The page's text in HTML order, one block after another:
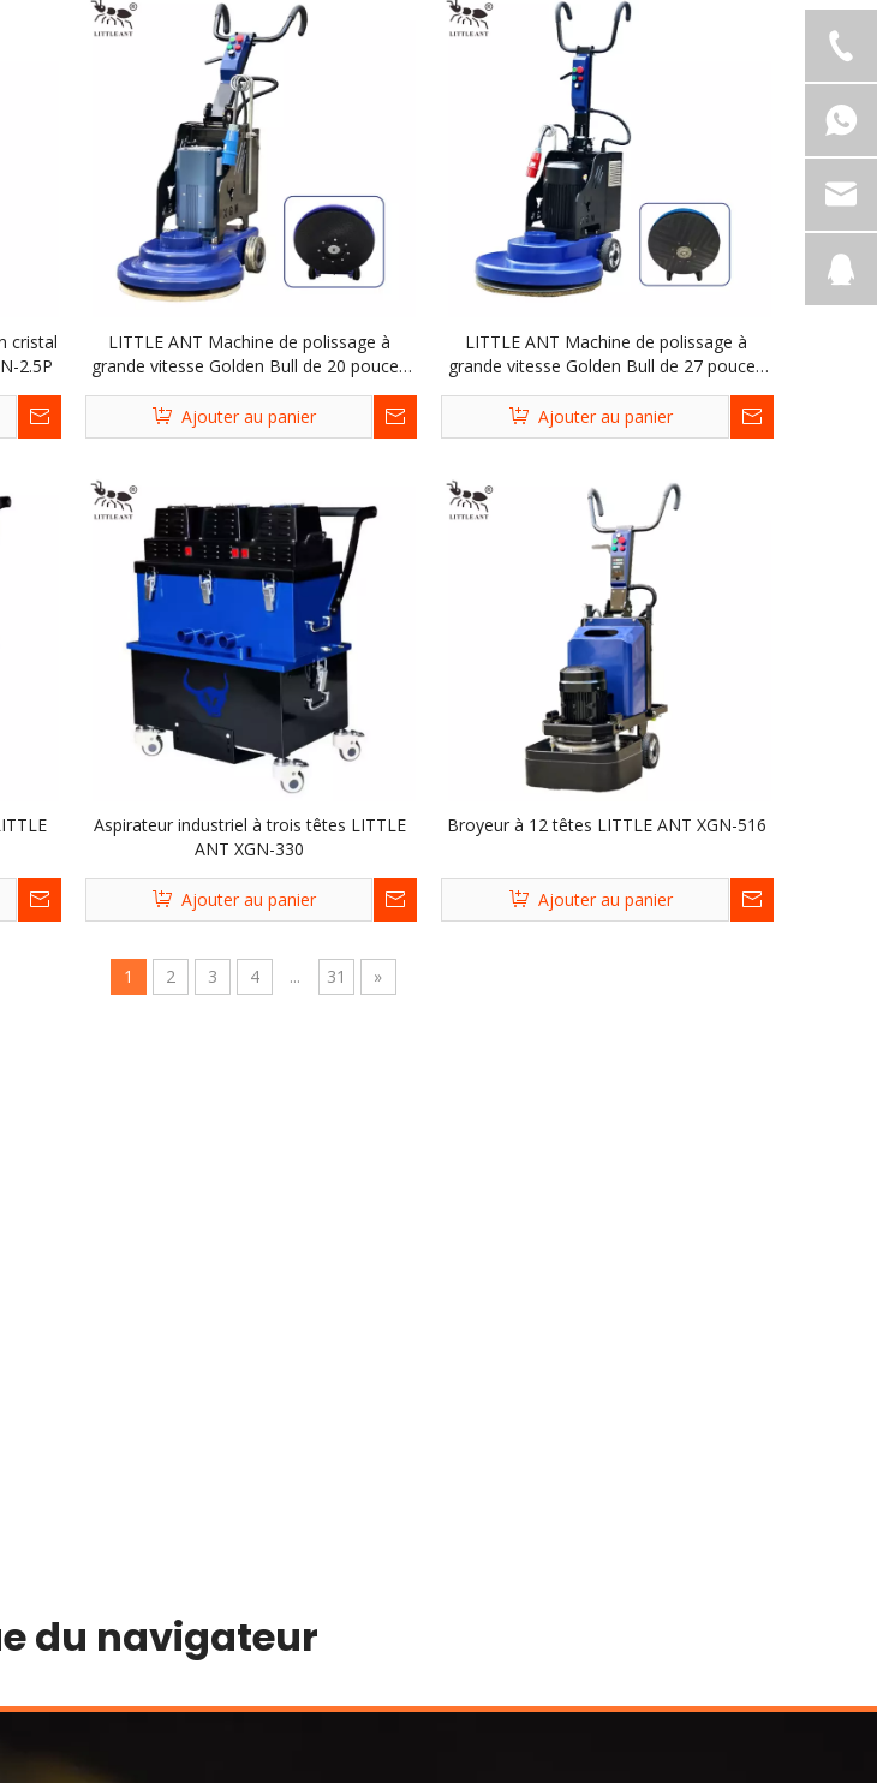
cristal
2.5P
LITTLE ANT Machine de polissage à
grande vitesse Golden Bull de 20 pouces
Ajouter au panier
LITTLE ANT Machine de polissage à
grande vitesse Golden Bull de 27 pouces
Ajouter au panier
Aspirateur industriel à trois têtes LITTLE
ANT XGN-330
Ajouter au panier
Broyeur à 12 têtes LITTLE ANT XGN-516
Ajouter au panier
1 2 3 4 ... 31 »
du navigateur